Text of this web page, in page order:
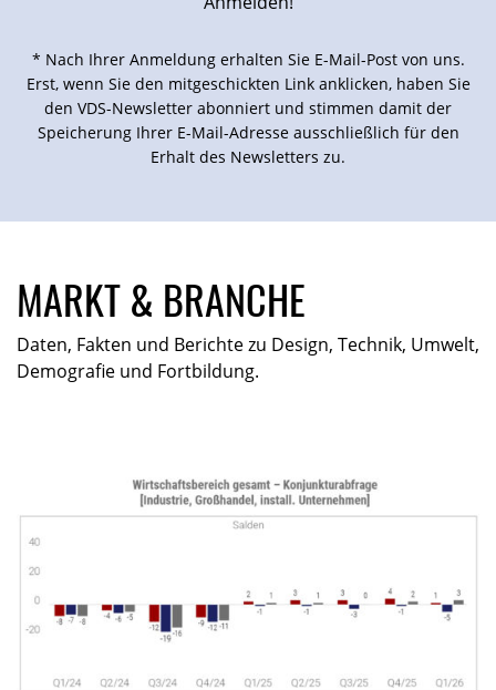
* Nach Ihrer Anmeldung erhalten Sie E-Mail-Post von uns.
Erst, wenn Sie den mitgeschickten Link anklicken, haben Sie
den VDS-Newsletter abonniert und stimmen damit der
Speicherung Ihrer E-Mail-Adresse ausschließlich für den
Erhalt des Newsletters zu.
MARKT & BRANCHE
Daten, Fakten und Berichte zu Design, Technik, Umwelt,
Demografie und Fortbildung.